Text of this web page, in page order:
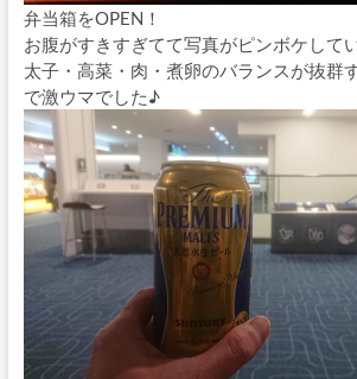
弁当箱をOPEN！
お腹がすきすぎてて写真がピンボケして
太子・高菜・肉・煮卵のバランスが抜群
で激ウマでした♪